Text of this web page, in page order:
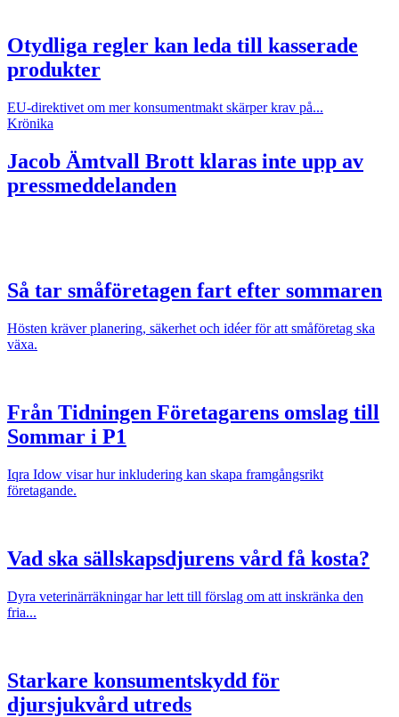
Otydliga regler kan leda till kasserade
produkter
EU-direktivet om mer konsumentmakt skärper krav på...
Krönika
Jacob Ämtvall Brott klaras inte upp av
pressmeddelanden
Så tar småföretagen fart efter sommaren
Hösten kräver planering, säkerhet och idéer för att småföretag ska
växa.
Från Tidningen Företagarens omslag till
Sommar i P1
Iqra Idow visar hur inkludering kan skapa framgångsrikt
företagande.
Vad ska sällskapsdjurens vård få kosta?
Dyra veterinärräkningar har lett till förslag om att inskränka den
fria...
Starkare konsumentskydd för
djursjukvård utreds